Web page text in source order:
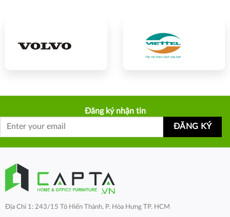
Đăng ký nhận tin
Địa Chỉ 1: 243/15 Tô Hiến Thành, P. Hòa Hưng TP. HCM